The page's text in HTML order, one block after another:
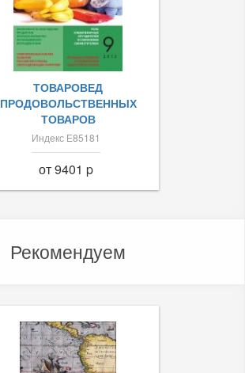
ТОВАРОВЕД
ПРОДОВОЛЬСТВЕННЫХ
ТОВАРОВ
Индекс Е85181
от 9401 p
Рекомендуем